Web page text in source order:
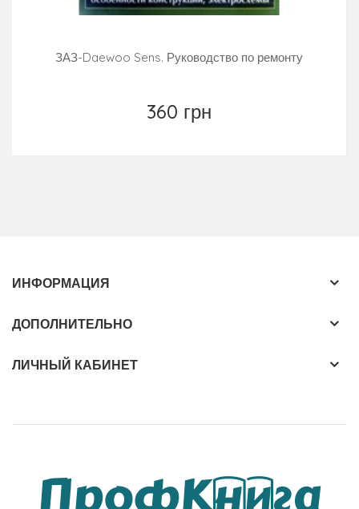
ЗАЗ-Daewoo Sens. Руководство по ремонту
360 грн
ИНФОРМАЦИЯ
ДОПОЛНИТЕЛЬНО
ЛИЧНЫЙ КАБИНЕТ